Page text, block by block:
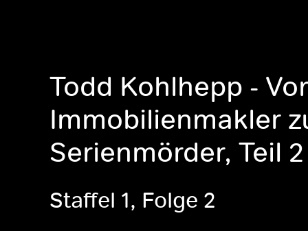
Todd Kohlhepp -
Immobilienmakler
Serienmörder, Teil 2
Staffel 1, Folge 2